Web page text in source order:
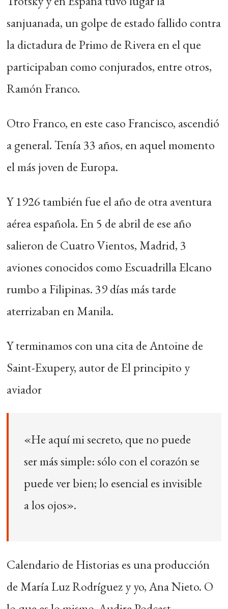
sanjuanada, un golpe de estado fallido contra
la dictadura de Primo de Rivera en el que
participaban como conjurados, entre otros,
Ramón Franco.
Otro Franco, en este caso Francisco, ascendió
a general. Tenía 33 años, en aquel momento
el más joven de Europa.
Y 1926 también fue el año de otra aventura
aérea española. En 5 de abril de ese año
salieron de Cuatro Vientos, Madrid, 3
aviones conocidos como Escuadrilla Elcano
rumbo a Filipinas. 39 días más tarde
aterrizaban en Manila.
Y terminamos con una cita de Antoine de
Saint-Exupery, autor de El principito y
aviador
«He aquí mi secreto, que no puede
ser más simple: sólo con el corazón se
puede ver bien; lo esencial es invisible
a los ojos».
Calendario de Historias es una producción
de María Luz Rodríguez y yo, Ana Nieto. O